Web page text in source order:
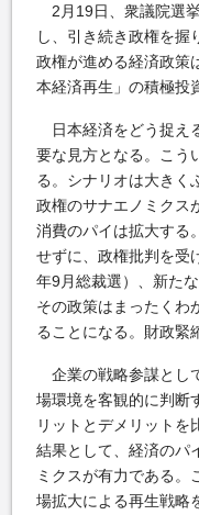
2月19日、衆議院選
し、引き続き政権を握
政権が進める経済政策
本経済再生」の積極投
日本経済をどう捉え
要な見方となる。こう
る。シナリオは大きく
政権のサナエノミクス
消費のパイは拡大する
せずに、政権批判を受
年9月総裁選）、新た
その政策はまったくわ
ることになる。財政緊
企業の戦略参謀とし
場環境を客観的に判断
リットとデメリットを
結果として、経済のパ
ミクスが有力である。
場拡大による再生戦略